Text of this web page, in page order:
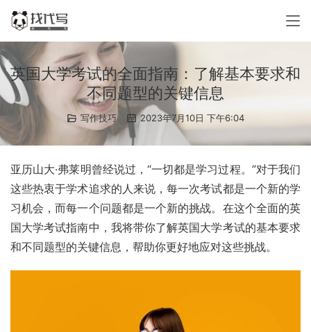
英国大学考试的全面指南：了解基本要求和
不同题型的关键信息
写作技巧 2023年7月10日 下午6:04
亚历山大·弗莱明曾经说过，“一切都是学习过程。”对于我们
这些热衷于学术追求的人来说，每一次考试都是一个新的学
习机会，而每一个问题都是一个新的挑战。在这个全面的英
国大学考试指南中，我将带你了解英国大学考试的基本要求
和不同题型的关键信息，帮助你更好地应对这些挑战。